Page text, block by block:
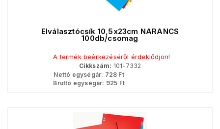
Elválasztócsík 10,5x23cm NARANCS
100db/csomag
A termék beérkezéséről érdeklődjön!
Cikkszám: 101-7332
Nettó egységár: 728 Ft
Bruttó egységár: 925 Ft